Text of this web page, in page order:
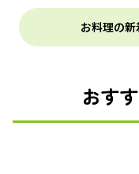
お料理の
おす